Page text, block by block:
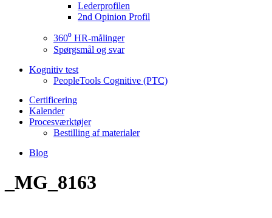
Lederprofilen
2nd Opinion Profil
360⁰ HR-målinger
Spørgsmål og svar
Kognitiv test
PeopleTools Cognitive (PTC)
Certificering
Kalender
Procesværktøjer
Bestilling af materialer
Blog
_MG_8163